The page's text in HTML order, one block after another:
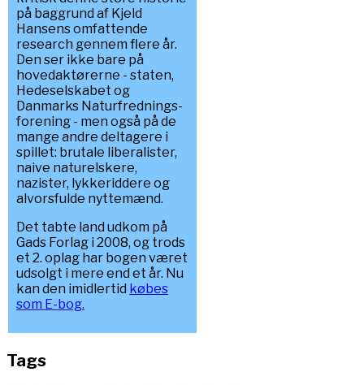
på baggrund af Kjeld
Hansens omfattende
research gennem flere år.
Den ser ikke bare på
hovedaktørerne - staten,
Hedeselskabet og
Danmarks Naturfrednings-
forening - men også på de
mange andre deltagere i
spillet: brutale liberalister,
naive naturelskere,
nazister, lykkeriddere og
alvorsfulde nyttemænd.
Det tabte land udkom på
Gads Forlag i 2008, og trods
et 2. oplag har bogen været
udsolgt i mere end et år. Nu
kan den imidlertid købes
som E-bog.
Tags